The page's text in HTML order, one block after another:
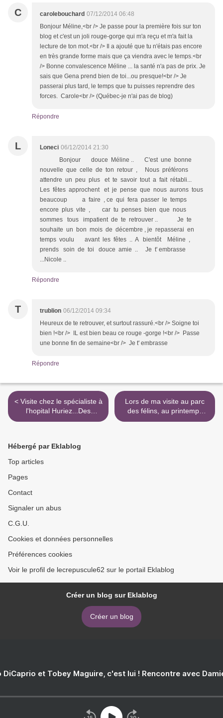
C carolebouchard 07/12/2014 06:48
Bonjour Méline,<br /> Je passe pour la première fois sur ton
blog et c'est un joli rouge-gorge qui m'a reçu et m'a fait la
lecture de ton mot.<br /> Il a ajouté que tu n'étais pas encore
en très grande forme mais que ça viendra avec le temps.<br
/> Bonne convalescence Méline ... la santé n'a pas de prix. Je
sais que Gena prend bien de toi...ou presque!<br /> Je
passerai plus tard, le temps que tu puisses reprendre des
forces. Carole<br /> (Québec-je n'ai pas de blog)
Répondre
L Loneci 06/12/2014 21:30
Bonjour douce Méline .. C'est une bonne
nouvelle que celle de ton retour , Nous préférons
attendre un peu plus et te savoir tout a fait rétabli...
Les fêtes approchent et je pense que nous aurons tous
beaucoup a faire , ce qui fera passer le temps
encore plus vite , car tu penses bien que nous
sommes tous impatient de te retrouver .. Je te
souhaite un bon mois de décembre , je repasserai en
temps voulu avant les fêtes .. A bientôt Méline ,
prends soin de toi douce amie .. Je t' embrasse
...Nicole ..
Répondre
T trublion 06/12/2014 09:34
Heureux de te retrouver, et surtout rassuré.<br /> Soigne toi
bien !<br /> IL est bien beau ce rouge -gorge !<br /> Passe
une bonne fin de semaine<br /> Je t' embrasse
Répondre
< Visite chez le spécialiste à
l'hopital Huriez...Des
nouvelles!
Lors de ma visite au parc
des félins, au printemps
dernier! >
Hébergé par Eklablog
Top articles
Pages
Contact
Signaler un abus
C.G.U.
Cookies et données personnelles
Préférences cookies
Voir le profil de lecrepuscule62 sur le portail Eklablog
Créer un blog sur Eklablog
Créer un blog
DiCaprio et Tobey Maguire, c'est lui ! Rencontre avec